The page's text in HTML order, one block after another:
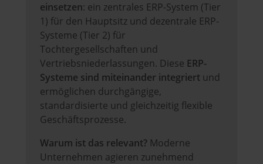
einsetzen: ein zentrales ERP-System (Tier
1) für den Hauptsitz und dezentrale ERP-
Systeme (Tier 2) für
Tochtergesellschaften und
Vertriebsniederlassungen. Diese ERP-
Systeme sind miteinander integriert und
ermöglichen durchgängige,
standardisierte und gleichzeitig flexible
Geschäftsprozesse.
Warum ist das relevant? Moderne
Unternehmen agieren zunehmend